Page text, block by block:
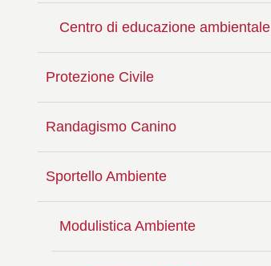
Centro di educazione ambientale
Protezione Civile
Randagismo Canino
Sportello Ambiente
Modulistica Ambiente